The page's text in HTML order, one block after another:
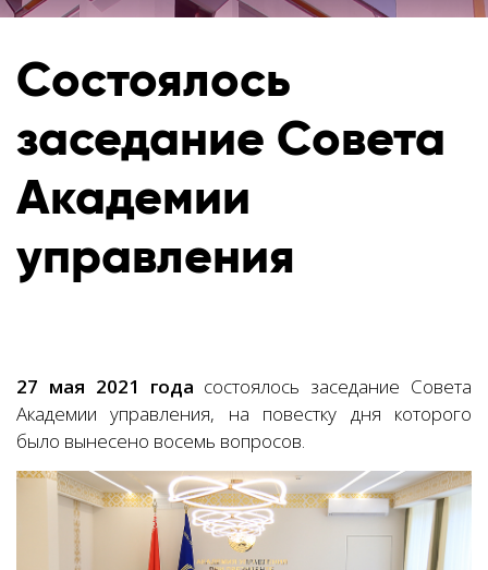
Состоялось
заседание Совета
Академии
управления
27 мая 2021 года состоялось заседание Совета
Академии управления, на повестку дня которого
было вынесено восемь вопросов.